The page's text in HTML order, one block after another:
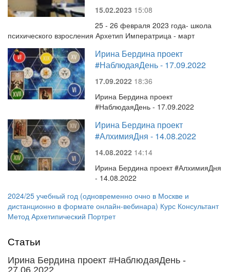
15.02.2023 15:08
25 - 26 февраля 2023 года- школа
психического взросления Архетип Императрица - март
Ирина Бердина проект
#НаблюдаяДень - 17.09.2022
17.09.2022 18:36
Ирина Бердина проект
#НаблюдаяДень - 17.09.2022
Ирина Бердина проект
#АлхимияДня - 14.08.2022
14.08.2022 14:14
Ирина Бердина проект #АлхимияДня
- 14.08.2022
2024/25 учебный год (одновременно очно в Москве и
дистанционно в формате онлайн-вебинара) Курс Консультант
Метод Архетипический Портрет
Статьи
Ирина Бердина проект #НаблюдаяДень -
27.06.2022